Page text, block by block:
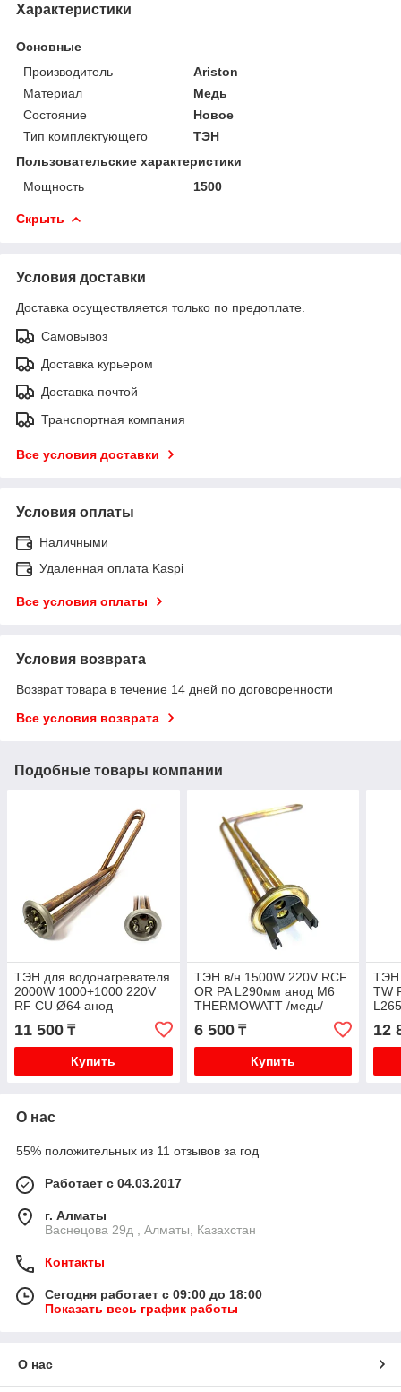
Характеристики
Основные
Производитель
Ariston
Материал
Медь
Состояние
Новое
Тип комплектующего
ТЭН
Пользовательские характеристики
Мощность
1500
Скрыть
Условия доставки
Доставка осуществляется только по предоплате.
Самовывоз
Доставка курьером
Доставка почтой
Транспортная компания
Все условия доставки
Условия оплаты
Наличными
Удаленная оплата Kaspi
Все условия оплаты
Условия возврата
Возврат товара в течение 14 дней по договоренности
Все условия возврата
Подобные товары компании
ТЭН для водонагревателя
2000W 1000+1000 220V
RF CU Ø64 анод
THERMEX (ТЕРМЕКС)
медь
11 500 ₸
Купить
ТЭН в/н 1500W 220V RCF
OR PA L290мм анод М6
THERMOWATT /медь/
6 500₸
Купить
ТЭН
TW
12
О нас
55% положительных из 11 отзывов за год
Работает с 04.03.2017
г. Алматы
Васнецова 29д , Алматы, Казахстан
Контакты
Сегодня работает с 09:00 до 18:00
Показать весь график работы
О нас